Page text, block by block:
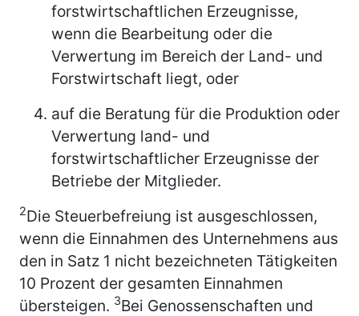
forstwirtschaftlichen Erzeugnisse,
wenn die Bearbeitung oder die
Verwertung im Bereich der Land- und
Forstwirtschaft liegt, oder
auf die Beratung für die Produktion oder
Verwertung land- und
forstwirtschaftlicher Erzeugnisse der
Betriebe der Mitglieder.
2Die Steuerbefreiung ist ausgeschlossen,
wenn die Einnahmen des Unternehmens aus
den in Satz 1 nicht bezeichneten Tätigkeiten
10 Prozent der gesamten Einnahmen
übersteigen. 3Bei Genossenschaften und